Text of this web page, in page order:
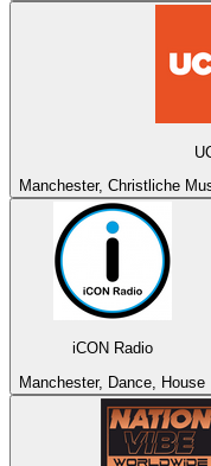
Manchester, Christliche
iCON Radio
Manchester, Dance, House